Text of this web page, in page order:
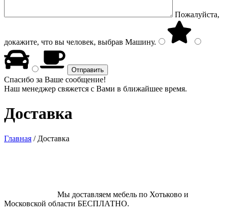
Пожалуйста,
докажите, что вы человек, выбрав Машину.
Спасибо за Ваше сообщение!
Наш менеджер свяжется с Вами в ближайшее время.
Доставка
Главная / Доставка
Мы доставляем мебель по Хотьково и
Московской области БЕСПЛАТНО.